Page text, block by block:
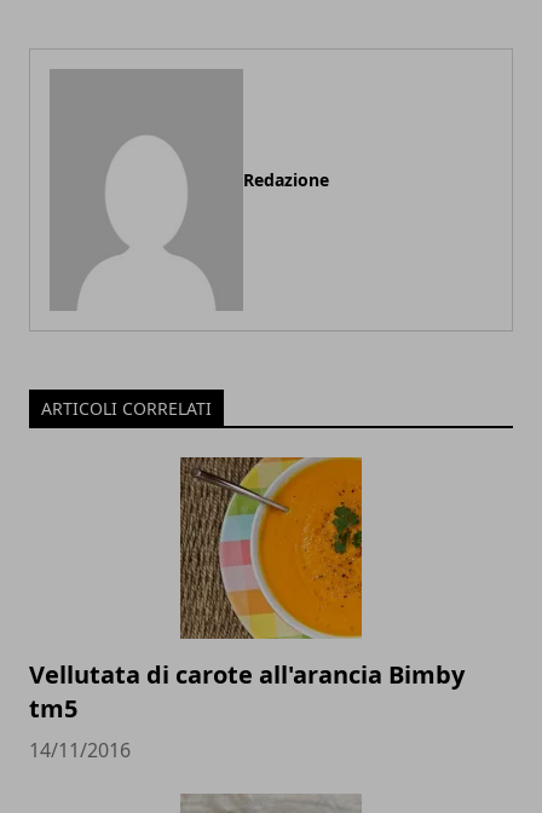
Redazione
ARTICOLI CORRELATI
Vellutata di carote all'arancia Bimby
tm5
14/11/2016